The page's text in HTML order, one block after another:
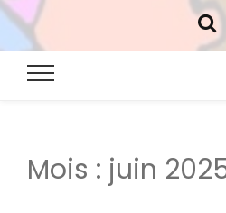
Mois : juin